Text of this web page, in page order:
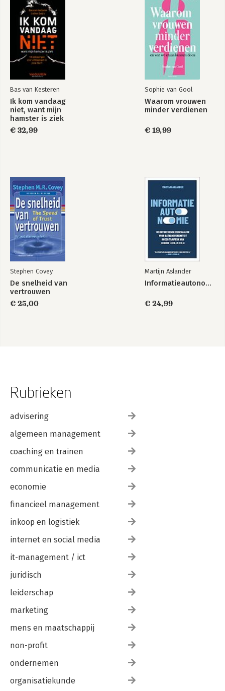
Meer zien van
jezelf
Creating
Organizational
Value through
Dialogical
Leadership
Bekijk alle boeken
Bas van Kesteren
Ik kom vandaag
niet, want mijn
hamster is ziek
€ 32,99
Sophie van Gool
Waarom vrouwen
minder verdienen
€ 19,99
Stephen Covey
De snelheid van
vertrouwen
€ 25,00
Martijn Aslander
Informatieautonomie
€ 24,99
Rubrieken
advisering
algemeen management
coaching en trainen
communicatie en media
economie
financieel management
inkoop en logistiek
internet en social media
it-management / ict
juridisch
leiderschap
marketing
mens en maatschappij
non-profit
ondernemen
organisatiekunde